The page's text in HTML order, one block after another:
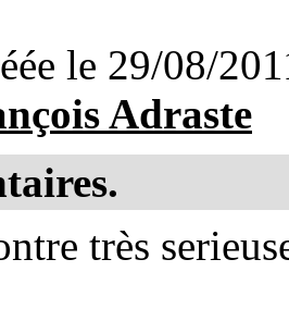
le 29/08/
Adraste
très